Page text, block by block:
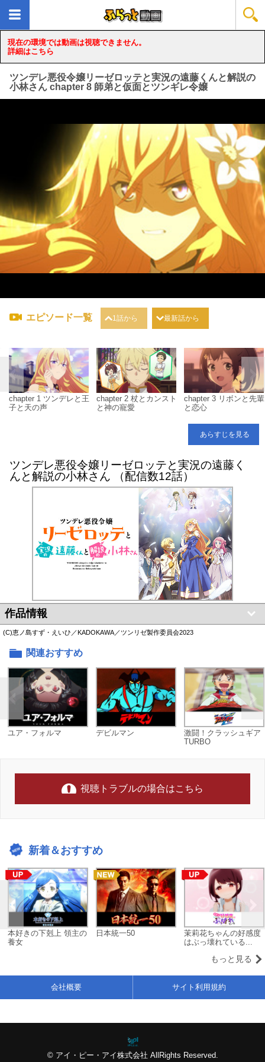
現在の環境では動画は視聴できません。
詳細はこちら
ツンデレ悪役令嬢リーゼロッテと実況の遠藤くんと解説の
小林さん chapter 8 師弟と仮面とツンギレ令嬢
loading...
エピソード一覧 1話から 最新話から
chapter 1 ツンデレと王
子と天の声
chapter 2 杖とカンスト
と神の寵愛
chapter 3 リボンと先輩
と恋心
あらすじを見る
ツンデレ悪役令嬢リーゼロッテと実況の遠藤く
んと解説の小林さん （配信数12話）
作品情報
(C)恵ノ島すず・えいひ／KADOKAWA／ツンリゼ製作委員会2023
関連おすすめ
ユア・フォルマ デビルマン
激闘！クラッシュギア
TURBO
視聴トラブルの場合はこちら
新着＆おすすめ
本好きの下剋上 領主の
養女
日本統一50
茉莉花ちゃんの好感度
はぶっ壊れている...
もっと見る
© アイ・ピー・アイ株式会社 AllRights Reserved.
会社概要 サイト利用規約